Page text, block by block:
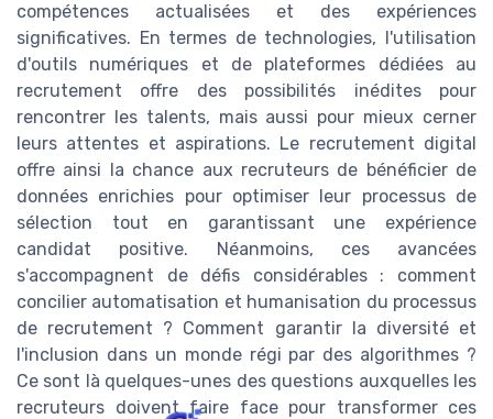
compétences actualisées et des expériences
significatives. En termes de technologies, l'utilisation
d'outils numériques et de plateformes dédiées au
recrutement offre des possibilités inédites pour
rencontrer les talents, mais aussi pour mieux cerner
leurs attentes et aspirations. Le recrutement digital
offre ainsi la chance aux recruteurs de bénéficier de
données enrichies pour optimiser leur processus de
sélection tout en garantissant une expérience
candidat positive. Néanmoins, ces avancées
s'accompagnent de défis considérables : comment
concilier automatisation et humanisation du processus
de recrutement ? Comment garantir la diversité et
l'inclusion dans un monde régi par des algorithmes ?
Ce sont là quelques-unes des questions auxquelles les
recruteurs doivent faire face pour transformer ces